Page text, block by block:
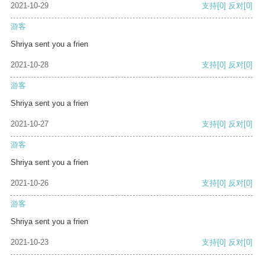
2021-10-29 支持[0] 反对[0]
游客
Shriya sent you a frien
2021-10-28 支持[0] 反对[0]
游客
Shriya sent you a frien
2021-10-27 支持[0] 反对[0]
游客
Shriya sent you a frien
2021-10-26 支持[0] 反对[0]
游客
Shriya sent you a frien
2021-10-23 支持[0] 反对[0]